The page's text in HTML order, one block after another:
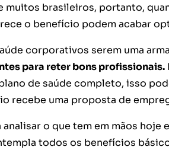
muitos brasileiros, portanto,
o benefício podem acabar
corporativos serem uma
para reter bons profissionais.
de saúde completo, isso
recebe uma proposta de
o que tem em mãos hoje
todos os benefícios